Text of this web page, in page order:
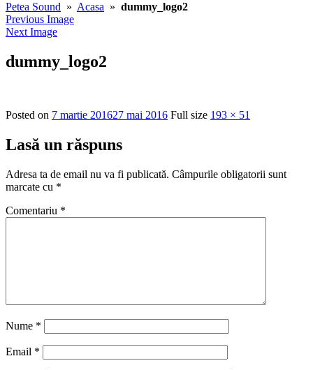
Petea Sound » Acasa » dummy_logo2
Previous Image
Next Image
dummy_logo2
Posted on 7 martie 201627 mai 2016 Full size 193 × 51
Lasă un răspuns
Adresa ta de email nu va fi publicată. Câmpurile obligatorii sunt
marcate cu *
Comentariu *
Nume *
Email *